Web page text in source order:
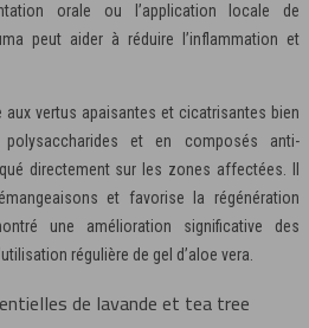
orale ou l’application locale de
peut aider à réduire l’inflammation et
aux vertus apaisantes et cicatrisantes bien
et en composés anti-
directement sur les zones affectées. Il
et favorise la régénération
une amélioration significative des
régulière de gel d’aloe vera.
de lavande et tea tree